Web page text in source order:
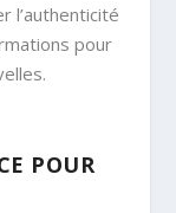
l’authenticité
pour
POUR